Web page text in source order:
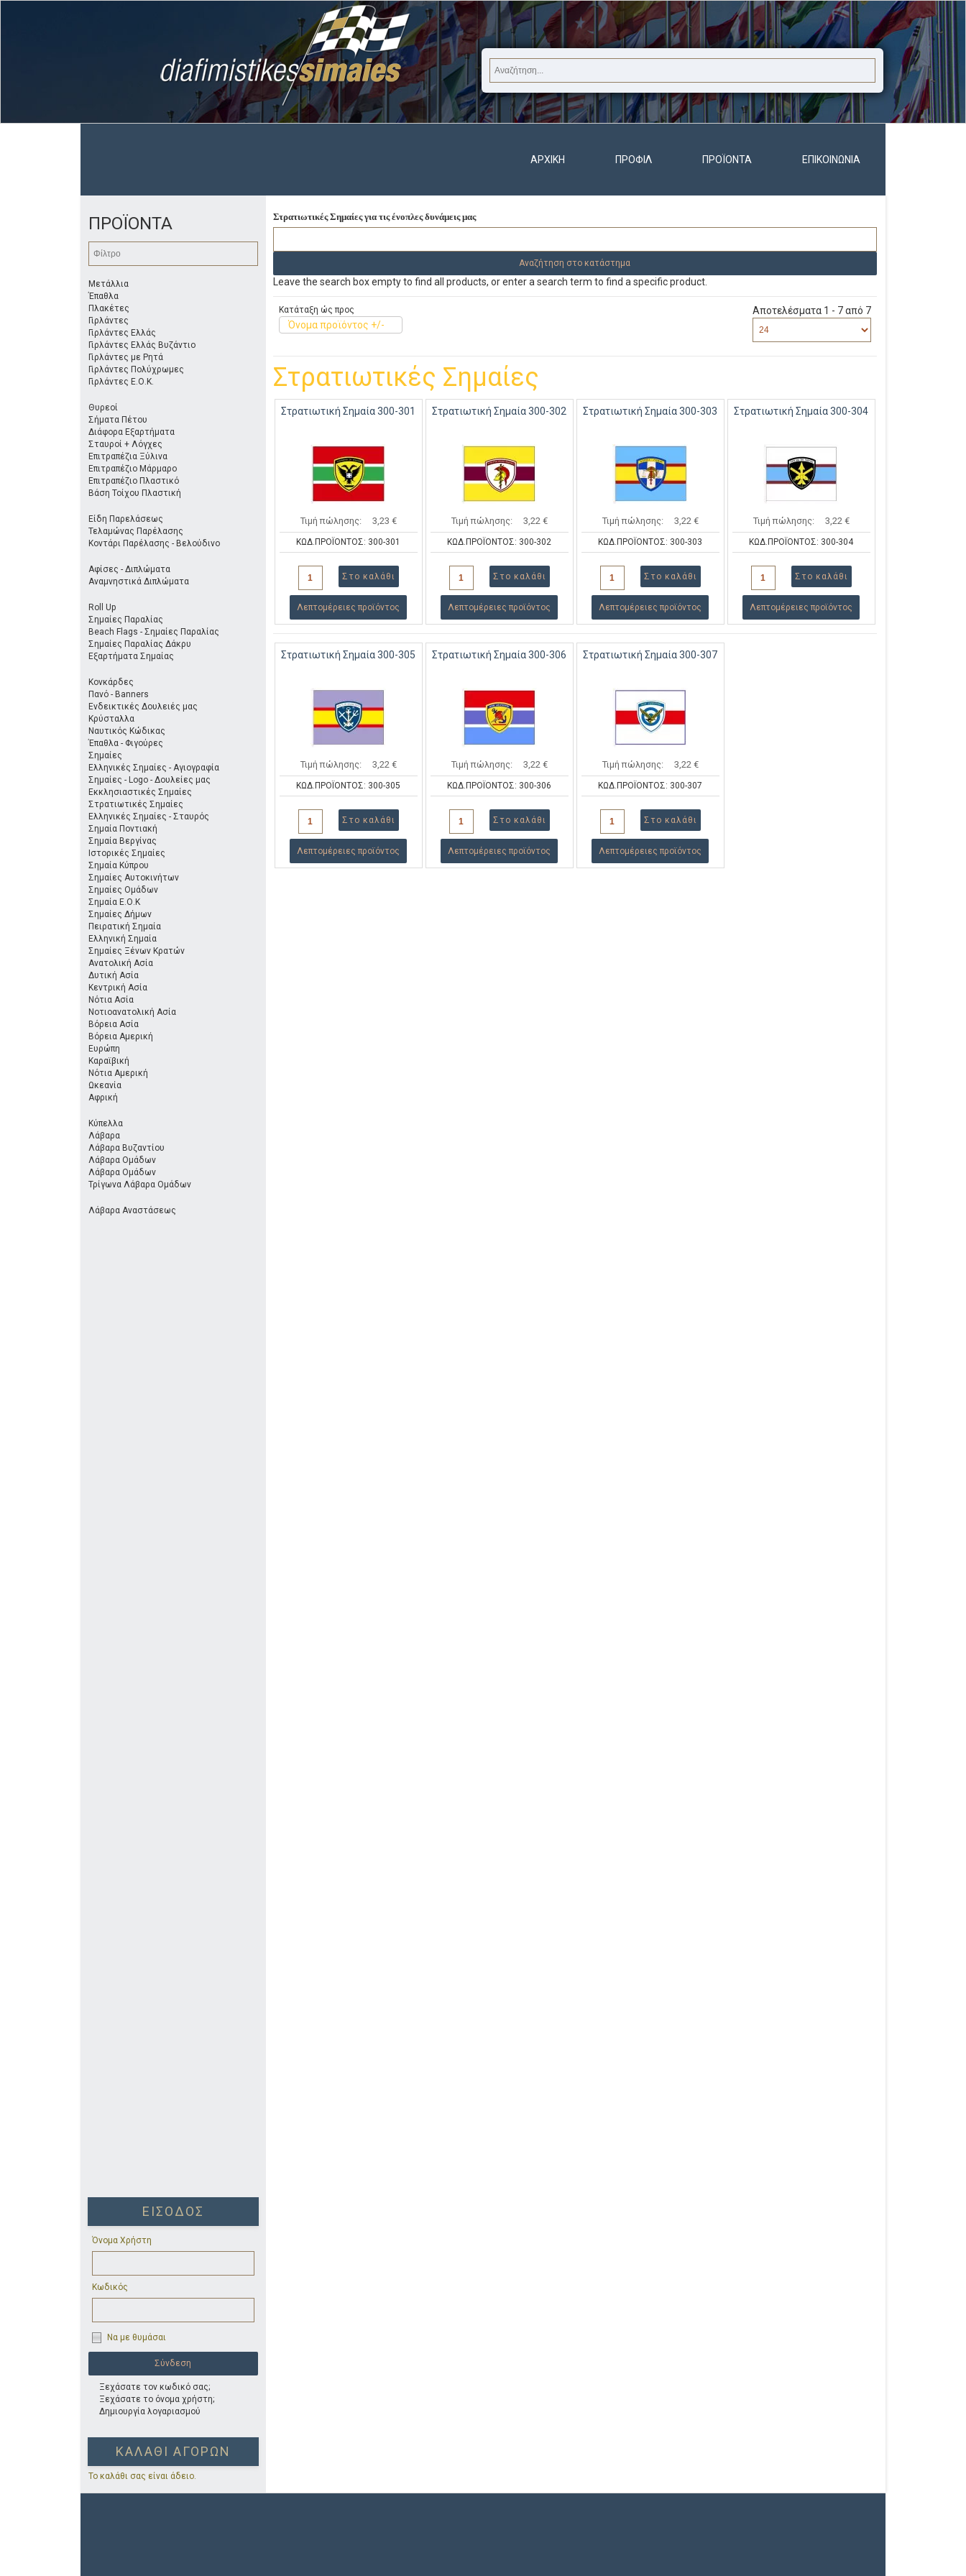
ΑΡΧΙΚΉ ΠΡΟΦΊΛ ΠΡΟΪΌΝΤΑ ΕΠΙΚΟΙΝΩΝΊΑ
ΠΡΟΪΟΝΤΑ
Μετάλλια
Έπαθλα
Πλακέτες
Γιρλάντες
Γιρλάντες Ελλάς
Γιρλάντες Ελλάς Βυζάντιο
Γιρλάντες με Ρητά
Γιρλάντες Πολύχρωμες
Γιρλάντες Ε.Ο.Κ.
Θυρεοί
Σήματα Πέτου
Διάφορα Εξαρτήματα
Σταυροί + Λόγχες
Επιτραπέζια Ξύλινα
Επιτραπέζιο Μάρμαρο
Επιτραπέζιο Πλαστικό
Βάση Τοίχου Πλαστική
Είδη Παρελάσεως
Τελαμώνας Παρέλασης
Κοντάρι Παρέλασης - Βελούδινο
Αφίσες - Διπλώματα
Αναμνηστικά Διπλώματα
Roll Up
Σημαίες Παραλίας
Beach Flags - Σημαίες Παραλίας
Σημαίες Παραλίας Δάκρυ
Εξαρτήματα Σημαίας
Κονκάρδες
Πανό - Banners
Ενδεικτικές Δουλειές μας
Κρύσταλλα
Ναυτικός Κώδικας
Έπαθλα - Φιγούρες
Σημαίες
Ελληνικές Σημαίες - Αγιογραφία
Σημαίες - Logo - Δουλείες μας
Εκκλησιαστικές Σημαίες
Στρατιωτικές Σημαίες
Ελληνικές Σημαίες - Σταυρός
Σημαία Ποντιακή
Σημαία Βεργίνας
Ιστορικές Σημαίες
Σημαία Κύπρου
Σημαίες Αυτοκινήτων
Σημαίες Ομάδων
Σημαία Ε.Ο.Κ
Σημαίες Δήμων
Πειρατική Σημαία
Ελληνική Σημαία
Σημαίες Ξένων Κρατών
Ανατολική Ασία
Δυτική Ασία
Κεντρική Ασία
Νότια Ασία
Νοτιοανατολική Ασία
Βόρεια Ασία
Βόρεια Αμερική
Ευρώπη
Καραϊβική
Νότια Αμερική
Ωκεανία
Αφρική
Κύπελλα
Λάβαρα
Λάβαρα Βυζαντίου
Λάβαρα Ομάδων
Λάβαρα Ομάδων
Τρίγωνα Λάβαρα Ομάδων
Λάβαρα Αναστάσεως
ΕΊΣΟΔΟΣ
Όνομα Χρήστη
Κωδικός
Να με θυμάσαι
Ξεχάσατε τον κωδικό σας;
Ξεχάσατε το όνομα χρήστη;
Δημιουργία λογαριασμού
ΚΑΛΆΘΙ ΑΓΟΡΏΝ
Το καλάθι σας είναι άδειο.
Στρατιωτικές Σημαίες για τις ένοπλες δυνάμεις μας
Leave the search box empty to find all products, or enter a search term to find a specific product.
Κατάταξη ώς προς
Όνομα προϊόντος +/-
Αποτελέσματα 1 - 7 από 7
Στρατιωτικές Σημαίες
Στρατιωτική Σημαία 300-301
Τιμή πώλησης: 3,23 €
ΚΩΔ.ΠΡΟΪΟΝΤΟΣ: 300-301
Λεπτομέρειες προϊόντος
Στρατιωτική Σημαία 300-302
Τιμή πώλησης: 3,22 €
ΚΩΔ.ΠΡΟΪΟΝΤΟΣ: 300-302
Λεπτομέρειες προϊόντος
Στρατιωτική Σημαία 300-303
Τιμή πώλησης: 3,22 €
ΚΩΔ.ΠΡΟΪΟΝΤΟΣ: 300-303
Λεπτομέρειες προϊόντος
Στρατιωτική Σημαία 300-304
Τιμή πώλησης: 3,22 €
ΚΩΔ.ΠΡΟΪΟΝΤΟΣ: 300-304
Λεπτομέρειες προϊόντος
Στρατιωτική Σημαία 300-305
Τιμή πώλησης: 3,22 €
ΚΩΔ.ΠΡΟΪΟΝΤΟΣ: 300-305
Λεπτομέρειες προϊόντος
Στρατιωτική Σημαία 300-306
Τιμή πώλησης: 3,22 €
ΚΩΔ.ΠΡΟΪΟΝΤΟΣ: 300-306
Λεπτομέρειες προϊόντος
Στρατιωτική Σημαία 300-307
Τιμή πώλησης: 3,22 €
ΚΩΔ.ΠΡΟΪΟΝΤΟΣ: 300-307
Λεπτομέρειες προϊόντος